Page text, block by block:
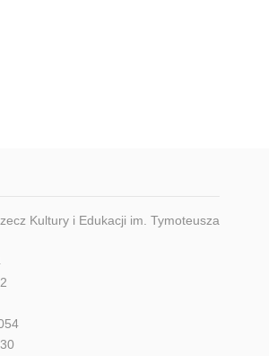
Kultury i Edukacji im. Tymoteusza